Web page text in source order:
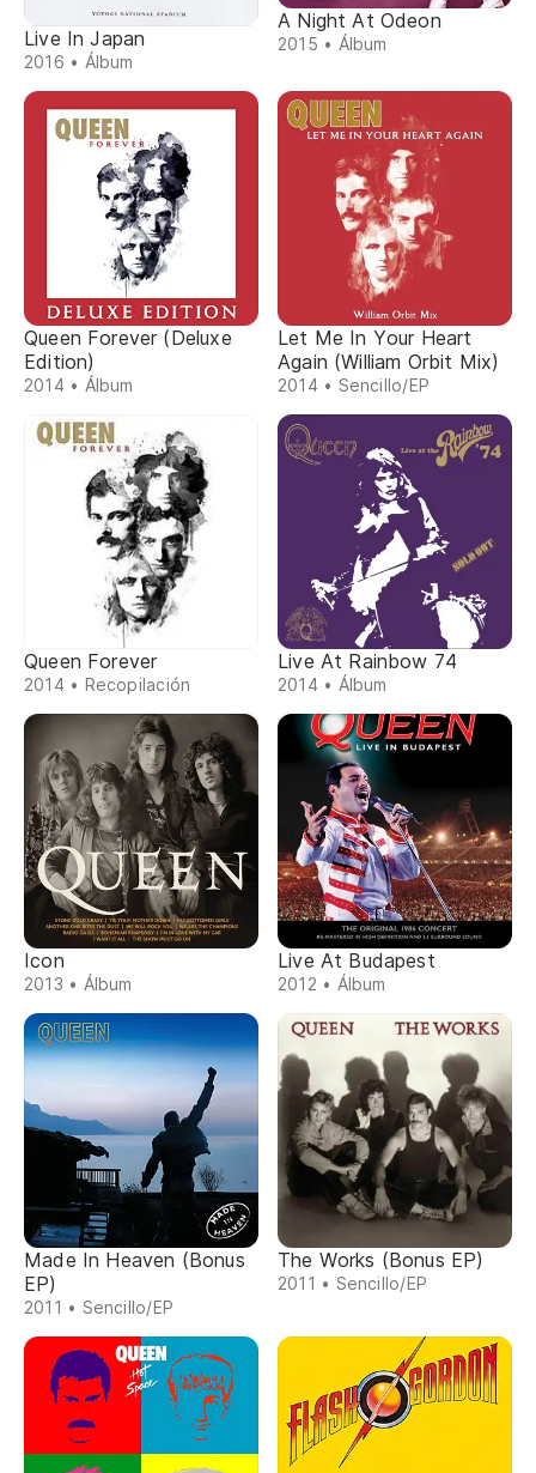
Live In Japan
2016 • Álbum
A Night At Odeon
2015 • Álbum
Queen Forever (Deluxe
Edition)
2014 • Álbum
Let Me In Your Heart
Again (William Orbit Mix)
2014 • Sencillo/EP
Queen Forever
2014 • Recopilación
Live At Rainbow 74
2014 • Álbum
Icon
2013 • Álbum
Live At Budapest
2012 • Álbum
Made In Heaven (Bonus
EP)
2011 • Sencillo/EP
The Works (Bonus EP)
2011 • Sencillo/EP